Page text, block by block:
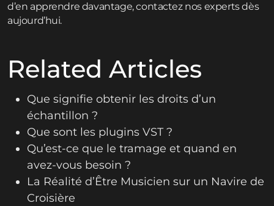
d’en apprendre davantage,contacteznos experts dès
aujourd’hui.
Related Articles
Que signifie obtenir les droits d’un
échantillon ?
Que sont les plugins VST ?
Qu’est-ce que le tramage et quand en
avez-vous besoin ?
La Réalité d’Être Musicien sur un Navire de
Croisière